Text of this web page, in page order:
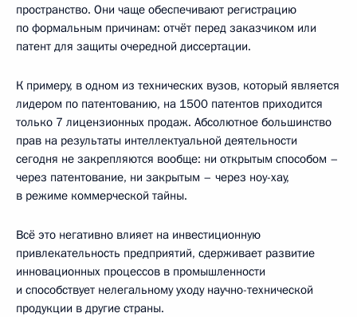
пространство. Они чаще обеспечивают регистрацию
по формальным причинам: отчёт перед заказчиком или
патент для защиты очередной диссертации.
К примеру, в одном из технических вузов, который является
лидером по патентованию, на 1500 патентов приходится
только 7 лицензионных продаж. Абсолютное большинство
прав на результаты интеллектуальной деятельности
сегодня не закрепляются вообще: ни открытым способом –
через патентование, ни закрытым – через ноу-хау,
в режиме коммерческой тайны.
Всё это негативно влияет на инвестиционную
привлекательность предприятий, сдерживает развитие
инновационных процессов в промышленности
и способствует нелегальному уходу научно-технической
продукции в другие страны.